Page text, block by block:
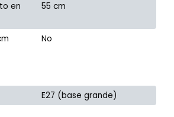
en
55 cm
No
E27 (base grande)